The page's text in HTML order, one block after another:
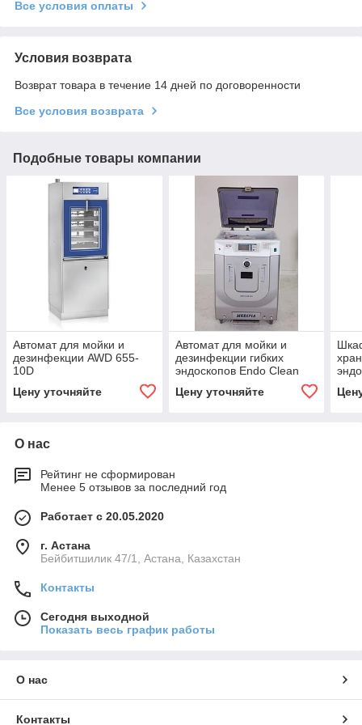
Все условия оплаты
Условия возврата
Возврат товара в течение 14 дней по договоренности
Все условия возврата
Подобные товары компании
Автомат для мойки и
дезинфекции AWD 655-
10D
Цену уточняйте
Автомат для мойки и
дезинфекции гибких
эндоскопов Endo Clean
Цену уточняйте
О нас
Рейтинг не сформирован
Менее 5 отзывов за последний год
Работает с 20.05.2020
г. Астана
Бейбитшилик 47/1, Астана, Казахстан
Контакты
Сегодня выходной
Показать весь график работы
О нас
Контакты